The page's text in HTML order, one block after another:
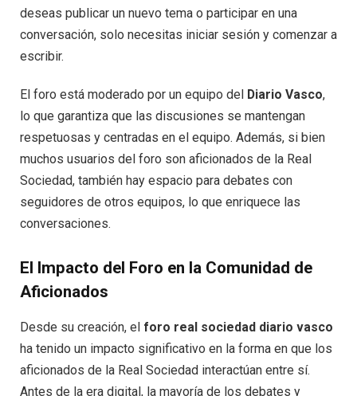
deseas publicar un nuevo tema o participar en una
conversación, solo necesitas iniciar sesión y comenzar a
escribir.
El foro está moderado por un equipo del Diario Vasco,
lo que garantiza que las discusiones se mantengan
respetuosas y centradas en el equipo. Además, si bien
muchos usuarios del foro son aficionados de la Real
Sociedad, también hay espacio para debates con
seguidores de otros equipos, lo que enriquece las
conversaciones.
El Impacto del Foro en la Comunidad de
Aficionados
Desde su creación, el foro real sociedad diario vasco
ha tenido un impacto significativo en la forma en que los
aficionados de la Real Sociedad interactúan entre sí.
Antes de la era digital, la mayoría de los debates y